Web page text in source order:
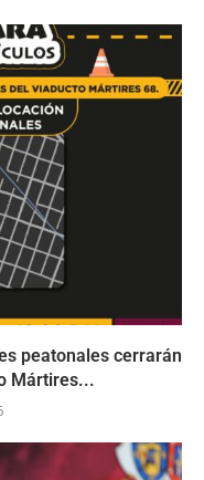
peatonales cerrarán
Mártires...